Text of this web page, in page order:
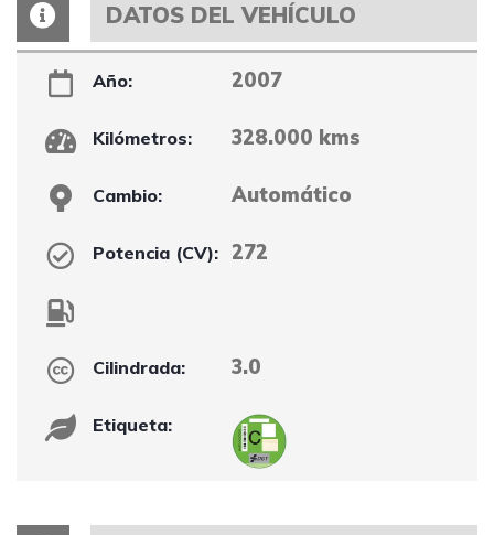
DATOS DEL VEHÍCULO
Año: 2007
Kilómetros: 328.000 kms
Cambio: Automático
Potencia (CV): 272
Cilindrada: 3.0
Etiqueta: